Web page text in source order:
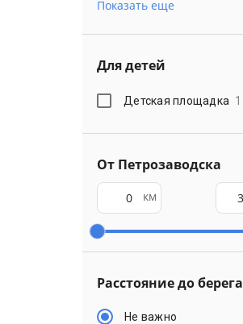
Показать еще
Для детей
Детская площадка 1
От Петрозаводска
км
Расстояние до берега
Не важно